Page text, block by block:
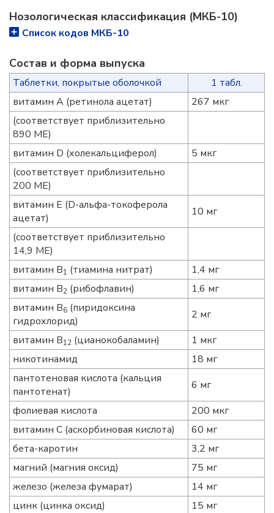
Нозологическая классификация (МКБ-10)
Список кодов МКБ-10
Состав и форма выпускa
Таблетки, покрытые оболочкой
1 табл.
витамин А (ретинола ацетат)
267 мкг
(соответствует приблизительно
890 МЕ)
витамин D (холекальциферол)
5 мкг
(соответствует приблизительно
200 МЕ)
витамин Е (D-альфа-токоферола
ацетат)
10 мг
(соответствует приблизительно
14,9 МЕ)
витамин В1 (тиамина нитрат)
1,4 мг
витамин В2 (рибофлавин)
1,6 мг
витамин В6(пиридоксина
гидрохлорид)
2 мг
витамин В12 (цианокобаламин)
1 мкг
никотинамид
18 мг
пантотеновая кислота (кальция
пантотенат)
6 мг
фолиевая кислота
200 мкг
витамин С (аскорбиновая кислота)
60 мг
бета-каротин
3,2 мг
магний (магния оксид)
75 мг
железо (железа фумарат)
14 мг
цинк (цинка оксид)
15 мг